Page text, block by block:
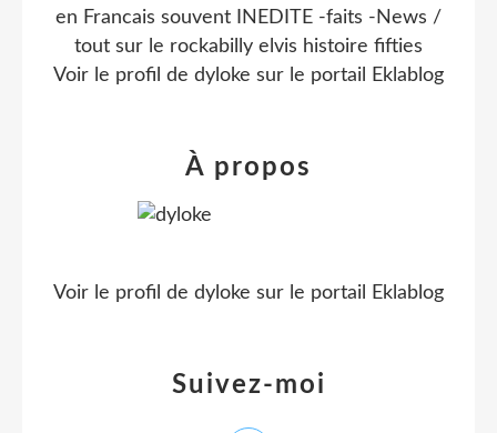
en Francais souvent INEDITE -faits -News /
tout sur le rockabilly elvis histoire fifties
Voir le profil de dyloke sur le portail Eklablog
Suivez-moi
À propos
Voir le profil de dyloke sur le portail Eklablog